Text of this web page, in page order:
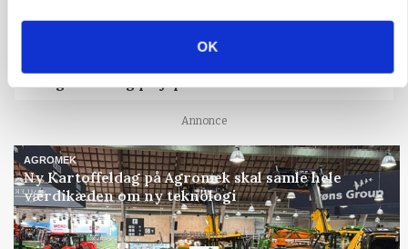
OK
Annonce
AGROMEK
Ny Kartoffeldag på Agromek skal samle hele
værdikæden om ny teknologi
Annonce